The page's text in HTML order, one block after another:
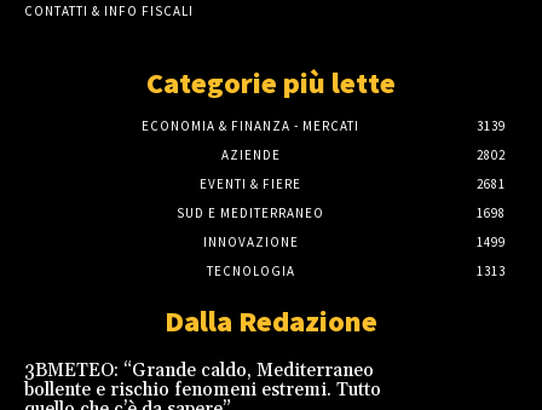
CONTATTI & INFO FISCALI
Categorie più lette
ECONOMIA & FINANZA - MERCATI
3139
AZIENDE
2802
EVENTI & FIERE
2681
SUD E MEDITERRANEO
1698
INNOVAZIONE
1499
TECNOLOGIA
1313
Dalla Redazione
3BMETEO: “Grande caldo, Mediterraneo
bollente e rischio fenomeni estremi. Tutto